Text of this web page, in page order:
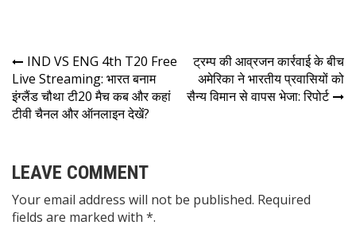
IND VS ENG 4th T20 Free
Live Streaming: भारत बनाम
इंग्लैंड चौथा टी20 मैच कब और कहां
टीवी चैनल और ऑनलाइन देखें?
ट्रम्प की आव्रजन कार्रवाई के बीच
अमेरिका ने भारतीय प्रवासियों को
सैन्य विमान से वापस भेजा: रिपोर्ट
LEAVE COMMENT
Your email address will not be published. Required
fields are marked with *.